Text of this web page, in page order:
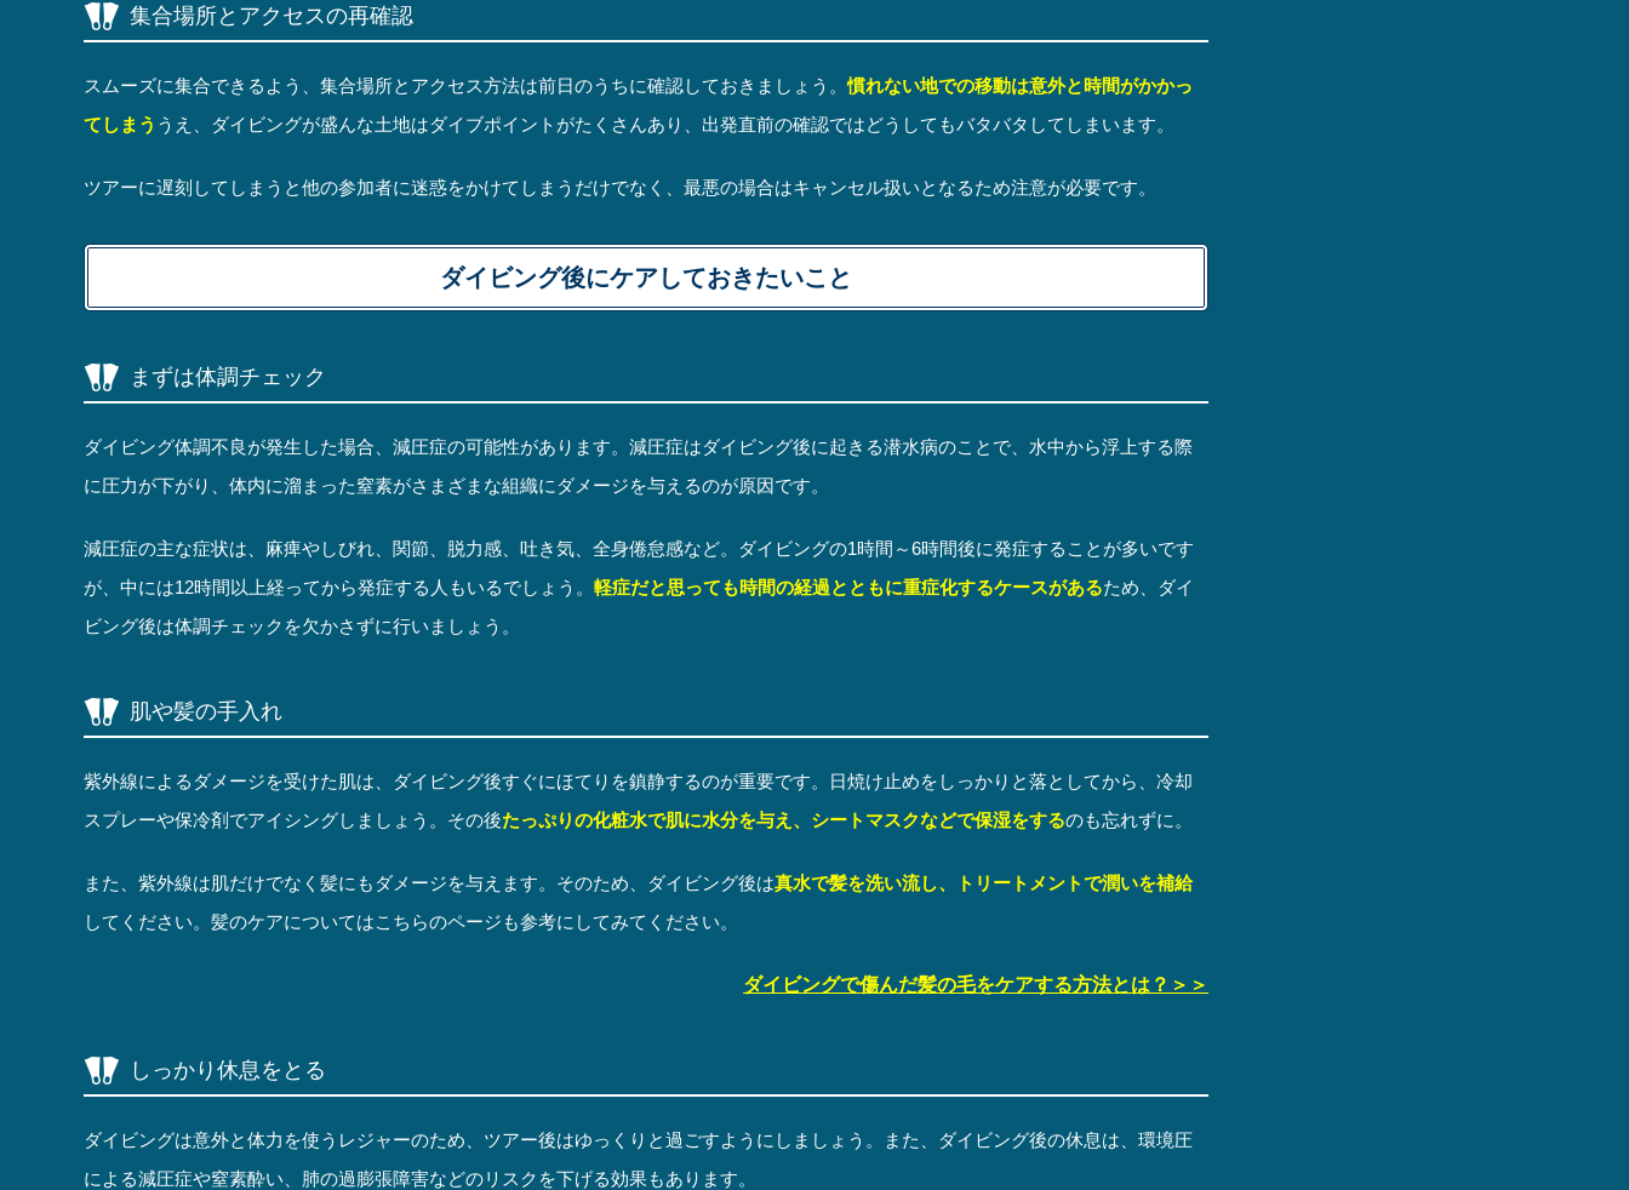
集合場所とアクセスの再確認
スムーズに集合できるよう、集合場所とアクセス方法は前日のうちに確認しておきましょう。慣れない地での移動は意外と時間がかかっ
てしまう うえ、ダイビングが盛んな土地はダイブポイントがたくさんあり、出発直前の確認ではどうしてもバタバタしてしまいます。
ツアーに遅刻してしまうと他の参加者に迷惑をかけてしまうだけでなく、最悪の場合はキャンセル扱いとなるため注意が必要です。
ダイビング後にケアしておきたいこと
まずは体調チェック
ダイビング体調不良が発生した場合、減圧症の可能性があります。減圧症はダイビング後に起きる潜水病のことで、水中から浮上する際
に圧力が下がり、体内に溜まった窒素がさまざまな組織にダメージを与えるのが原因です。
減圧症の主な症状は、麻痺やしびれ、関節、脱力感、吐き気、全身倦怠感など。ダイビングの1時間～6時間後に発症することが多いです
が、中には12時間以上経ってから発症する人もいるでしょう。 軽症だと思っても時間の経過とともに重症化するケースがあるため、ダイ
ビング後は体調チェックを欠かさずに行いましょう。
肌や髪の手入れ
紫外線によるダメージを受けた肌は、ダイビング後すぐにほてりを鎮静するのが重要です。日焼け止めをしっかりと落としてから、冷却
スプレーや保冷剤でアイシングしましょう。その後たっぷりの化粧水で肌に水分を与え、シートマスクなどで保湿をするのも忘れずに。
また、紫外線は肌だけでなく髪にもダメージを与えます。そのため、ダイビング後は真水で髪を洗い流し、トリートメントで潤いを補給
してください。髪のケアについてはこちらのページも参考にしてみてください。
ダイビングで傷んだ髪の毛をケアする方法とは？＞＞
しっかり休息をとる
ダイビングは意外と体力を使うレジャーのため、ツアー後はゆっくりと過ごすようにしましょう。また、ダイビング後の休息は、環境圧
による減圧症や窒素酔い、肺の過膨張障害などのリスクを下げる効果もあります。